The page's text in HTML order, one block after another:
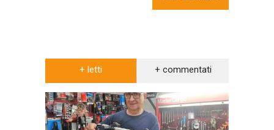
+ letti + commentati